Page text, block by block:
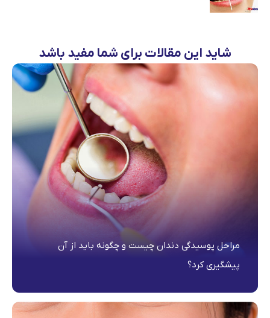
شاید این مقالات برای شما مفید باشد
مراحل پوسیدگی دندان چیست و چگونه باید از آن
پیشگیری کرد؟